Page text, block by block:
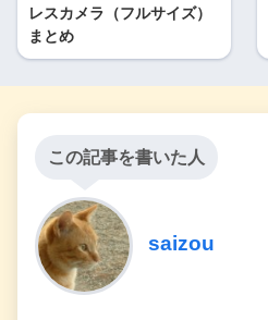
レスカメラ（フルサイズ）
まとめ
この記事を書いた人
saizou